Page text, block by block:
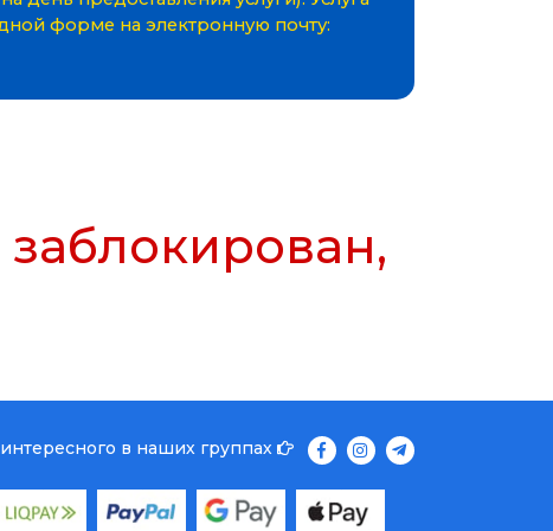
форме на электронную почту:
в наших группах